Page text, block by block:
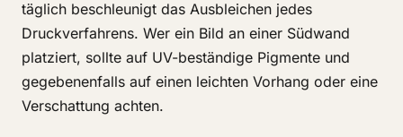
täglich beschleunigt das Ausbleichen jedes
Druckverfahrens. Wer ein Bild an einer Südwand
platziert, sollte auf UV-beständige Pigmente und
gegebenenfalls auf einen leichten Vorhang oder eine
Verschattung achten.